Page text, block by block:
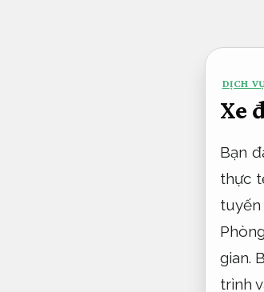
DỊCH
Xe
Bạn
thực
tuyến
gian.
trình